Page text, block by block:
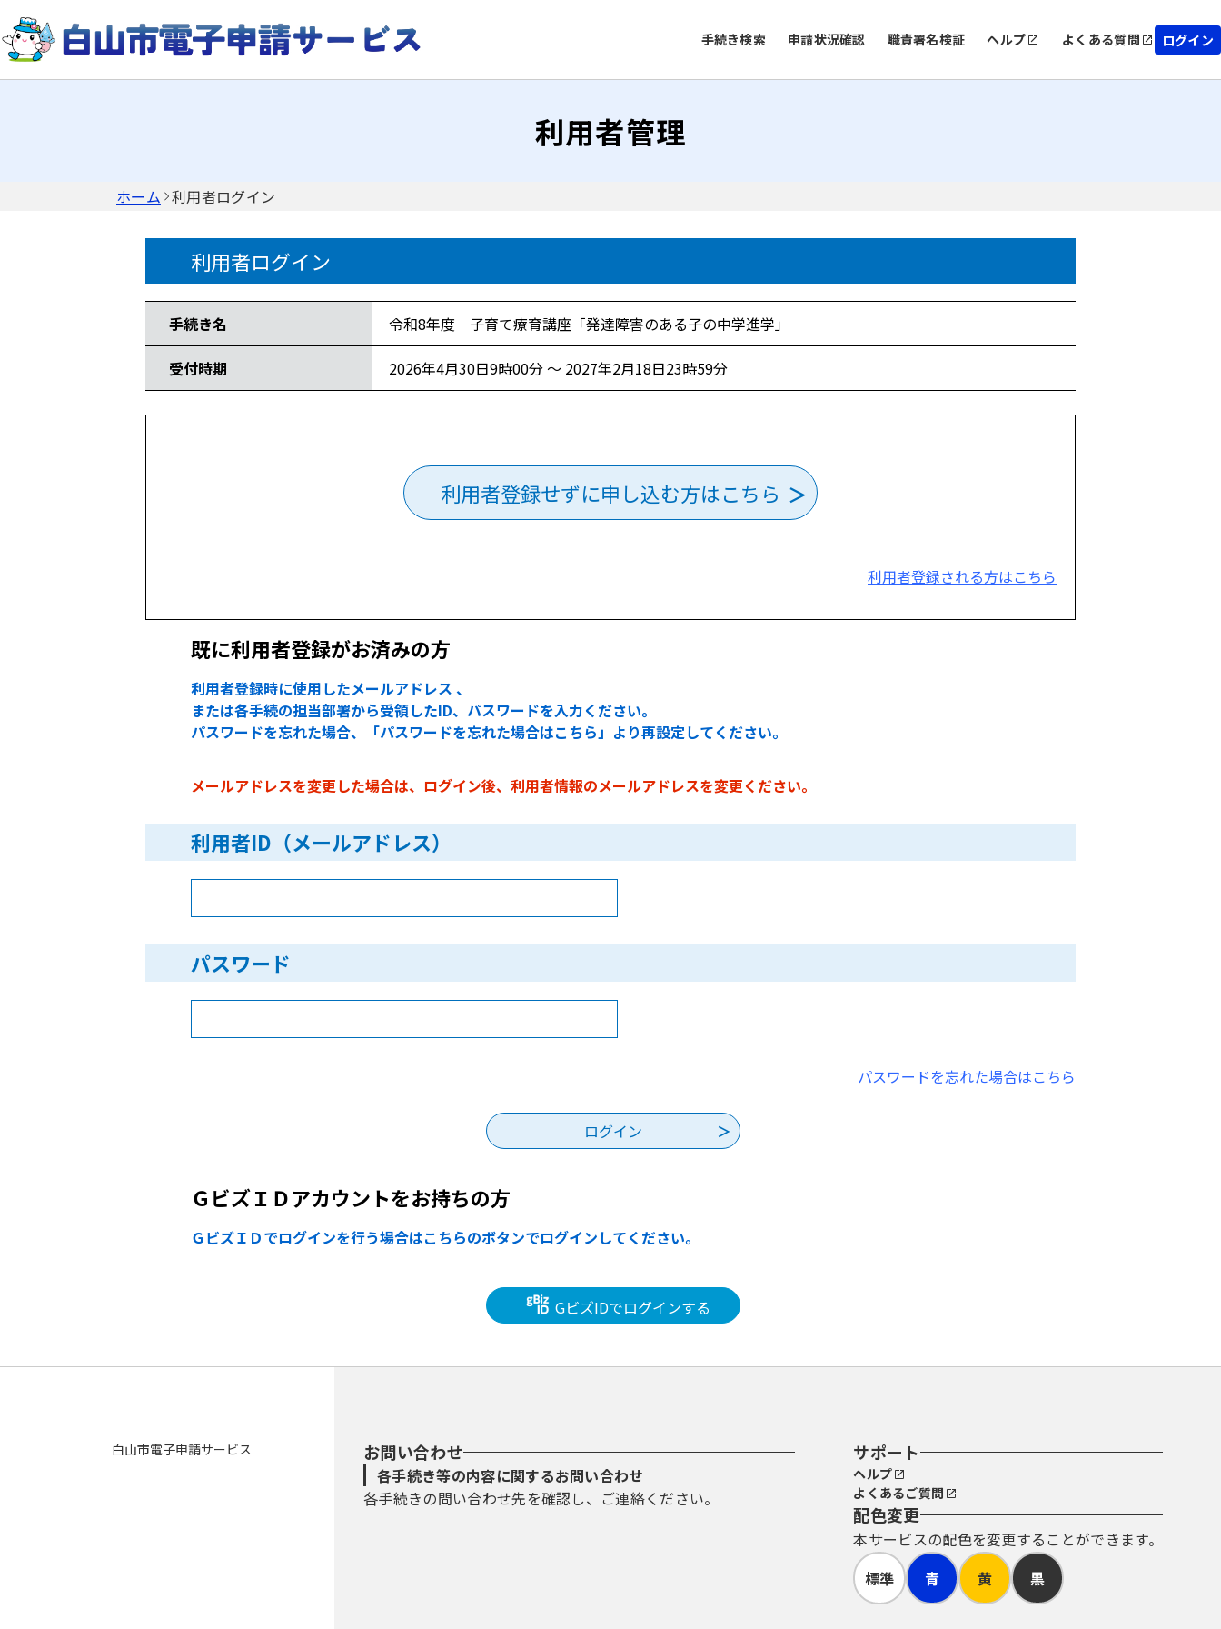
手続き検索 申請状況確認 職責署名検証 ヘルプ よくある質問 ログイン
利用者管理
ホーム 利用者ログイン
利用者ログイン
手続き名 令和8年度 子育て療育講座「発達障害のある子の中学進学」
受付時期 2026年4月30日9時00分 ～ 2027年2月18日23時59分
利用者登録せずに申し込む方はこちら
利用者登録される方はこちら
既に利用者登録がお済みの方
利用者登録時に使用したメールアドレス 、
または各手続の担当部署から受領したID、パスワードを入力ください。
パスワードを忘れた場合、「パスワードを忘れた場合はこちら」より再設定してください。
メールアドレスを変更した場合は、ログイン後、利用者情報のメールアドレスを変更ください。
利用者ID（メールアドレス）
パスワード
パスワードを忘れた場合はこちら
ＧビズＩＤアカウントをお持ちの方
ＧビズＩＤでログインを行う場合はこちらのボタンでログインしてください。
GビズIDでログインする
白山市電子申請サービス お問い合わせ
各手続き等の内容に関するお問い合わせ
各手続きの問い合わせ先を確認し、ご連絡ください。
サポート
ヘルプ
よくあるご質問
配色変更
本サービスの配色を変更することができます。
標準
青 黄 黒